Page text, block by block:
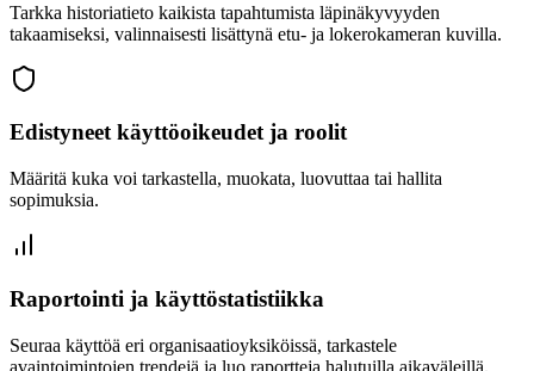
Tarkka historiatieto kaikista tapahtumista läpinäkyvyyden
takaamiseksi, valinnaisesti lisättynä etu- ja lokerokameran kuvilla.
Edistyneet käyttöoikeudet ja roolit
Määritä kuka voi tarkastella, muokata, luovuttaa tai hallita
sopimuksia.
Raportointi ja käyttöstatistiikka
Seuraa käyttöä eri organisaatioyksiköissä, tarkastele
avaintoimintojen trendejä ja luo raportteja halutuilla aikaväleillä.